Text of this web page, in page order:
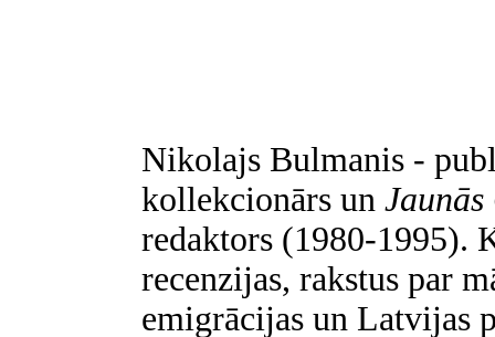
Nikolajs Bulmanis -
kollekcionārs un
redaktors (1980-1995).
recenzijas, rakstus par
emigrācijas un Latvijas